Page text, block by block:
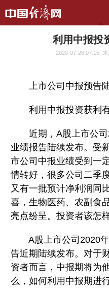
利用中报投
2020-07-26 07:15
上市公司中报预告
利用中报投资获利有
近期，A股上市公司
业绩报告陆续发布。受
市公司中报业绩受到一
情转好，很多公司二季
又有一批预计净利润同
喜，生物医药、农副食
亮点纷呈。投资者该怎
A股上市公司2020年
告近期陆续发布。对于
资者而言，中报期将为
么，如何利用中报期进